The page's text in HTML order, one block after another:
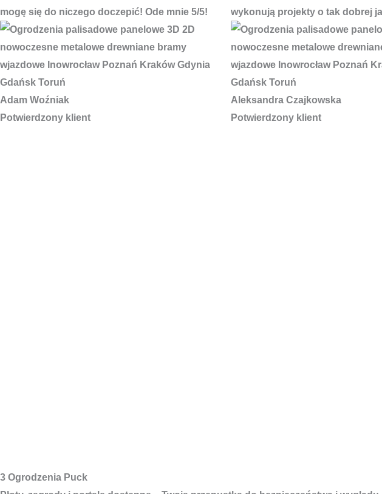
mogę się do niczego doczepić! Ode mnie 5/5!
Adam Woźniak
Potwierdzony klient
wykonują projekty o tak dobrej
Aleksandra Czajkowska
Potwierdzony klient
3 Ogrodzenia Puck